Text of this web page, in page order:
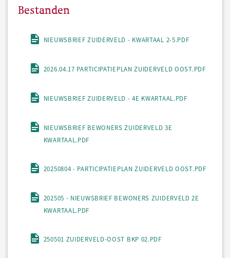
Bestanden
NIEUWSBRIEF ZUIDERVELD - KWARTAAL 2-5.PDF
2026.04.17 PARTICIPATIEPLAN ZUIDERVELD OOST.PDF
NIEUWSBRIEF ZUIDERVELD - 4E KWARTAAL.PDF
NIEUWSBRIEF BEWONERS ZUIDERVELD 3E
KWARTAAL.PDF
20250804 - PARTICIPATIEPLAN ZUIDERVELD OOST.PDF
202505 - NIEUWSBRIEF BEWONERS ZUIDERVELD 2E
KWARTAAL.PDF
250501 ZUIDERVELD-OOST BKP 02.PDF